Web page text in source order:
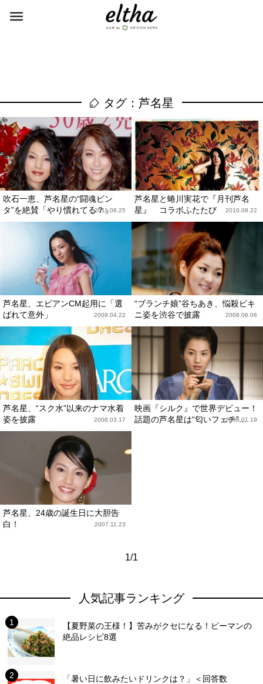
タグ：芦名星
吹石一恵、芦名星の“闘魂ビン
タ”を絶賛「やり慣れてる？」
2011.08.25
芦名星と蜷川実花で『月刊芦名
星』 コラボふたたび
2010.08.22
芦名星、エビアンCM起用に「選
ばれて意外」
2009.04.22
“ブランチ娘”谷ちあき、悩殺ビキ
ニ姿を渋谷で披露
2008.06.06
芦名星、“スク水”以来のナマ水着
姿を披露
2008.03.17
映画『シルク』で世界デビュー！
話題の芦名星は“匂いフェチ”...
2008.01.19
芦名星、24歳の誕生日に大胆告
白！
2007.11.23
1/1
人気記事ランキング
【夏野菜の王様！】苦みがクセになる！ピーマンの
絶品レシピ8選
「暑い日に飲みたいドリンクは？」＜回答数